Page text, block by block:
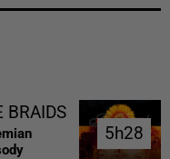
BRAIDS
5h28
5h28